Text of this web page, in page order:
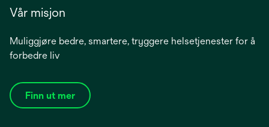
Vår misjon
Muliggjøre bedre, smartere, tryggere helsetjenester for å
forbedre liv
Finn ut mer